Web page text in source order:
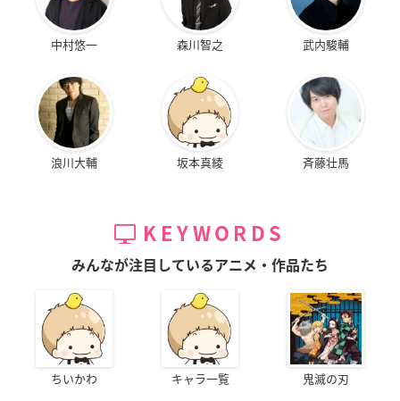
中村悠一 森川智之 武内駿輔
浪川大輔 坂本真綾 斉藤壮馬
KEYWORDS
みんなが注目しているアニメ・作品たち
ちいかわ キャラ一覧 鬼滅の刃